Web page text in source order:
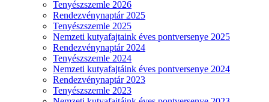
Tenyészszemle 2026
Rendezvénynaptár 2025
Tenyészszemle 2025
Nemzeti kutyafajtaink éves pontversenye 2025
Rendezvénynaptár 2024
Tenyészszemle 2024
Nemzeti kutyafajtáink éves pontversenye 2024
Rendezvénynaptár 2023
Tenyészszemle 2023